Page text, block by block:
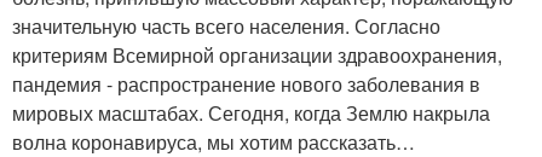
значительную часть всего населения. Согласно
критериям Всемирной организации здравоохранения,
пандемия - распространение нового заболевания в
мировых масштабах. Сегодня, когда Землю накрыла
волна коронавируса, мы хотим рассказать…